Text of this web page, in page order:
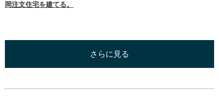
岡注文住宅を建てる。
さらに見る